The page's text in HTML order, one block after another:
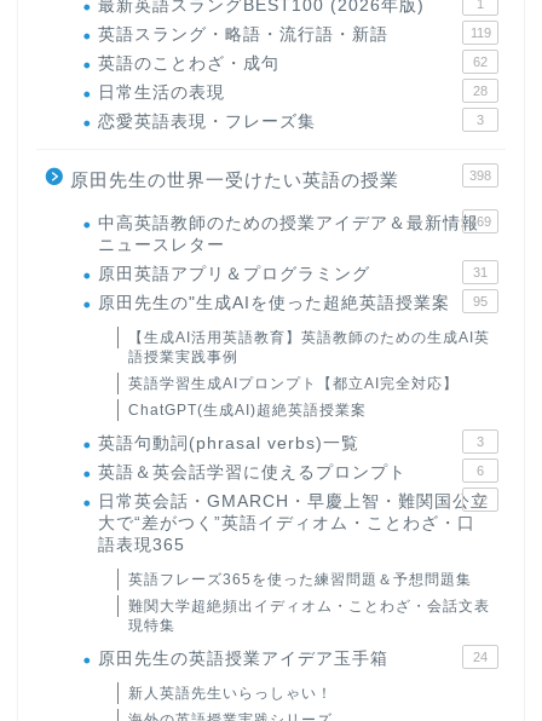
最新英語スラングBEST100 (2026年版) 1
英語スラング・略語・流行語・新語 119
英語のことわざ・成句 62
日常生活の表現 28
恋愛英語表現・フレーズ集 3
原田先生の世界一受けたい英語の授業 398
中高英語教師のための授業アイデア＆最新情報
ニュースレター
169
原田英語アプリ＆プログラミング 31
原田先生の"生成AIを使った超絶英語授業案 95
【生成AI活用英語教育】英語教師のための生成AI英
語授業実践事例
英語学習生成AIプロンプト【都立AI完全対応】
ChatGPT(生成AI)超絶英語授業案
英語句動詞(phrasal verbs)一覧 3
英語＆英会話学習に使えるプロンプト 6
日常英会話・GMARCH・早慶上智・難関国公立
大で“差がつく”英語イディオム・ことわざ・口
語表現365
22
英語フレーズ365を使った練習問題＆予想問題集
難関大学超絶頻出イディオム・ことわざ・会話文表
現特集
原田先生の英語授業アイデア玉手箱 24
新人英語先生いらっしゃい！